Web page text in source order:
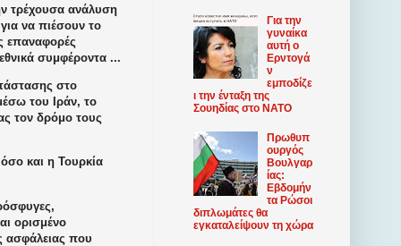
τρέχουσα ανάλυση
να πιέσουν το
επαναφορές
συμφέροντα ...
στο
του Ιράν, το
τον δρόμο τους
και η Τουρκία
ορισμένο
ασφάλειας που
Για την
γυναίκα
αυτή ο
Ερντογά
ν
εμποδίζε
ι την ένταξη της
Σουηδίας στο ΝΑΤΟ
Πρωθυπ
ουργός
Βουλγαρ
ίας:
Εβδομήν
τα Ρώσοι
διπλωμάτες θα
εγκαταλείψουν τη χώρα